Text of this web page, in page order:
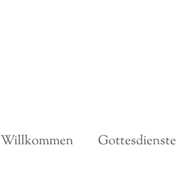
Willkommen Gottesdienste